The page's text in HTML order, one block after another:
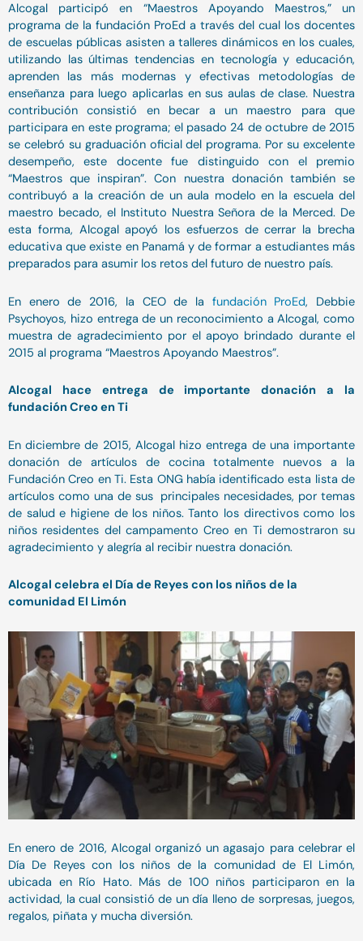
Alcogal participó en “Maestros Apoyando Maestros,” un
programa de la fundación ProEd a través del cual los docentes
de escuelas públicas asisten a talleres dinámicos en los cuales,
utilizando las últimas tendencias en tecnología y educación,
aprenden las más modernas y efectivas metodologías de
enseñanza para luego aplicarlas en sus aulas de clase. Nuestra
contribución consistió en becar a un maestro para que
participara en este programa; el pasado 24 de octubre de 2015
se celebró su graduación oficial del programa. Por su excelente
desempeño, este docente fue distinguido con el premio
“Maestros que inspiran”. Con nuestra donación también se
contribuyó a la creación de un aula modelo en la escuela del
maestro becado, el Instituto Nuestra Señora de la Merced. De
esta forma, Alcogal apoyó los esfuerzos de cerrar la brecha
educativa que existe en Panamá y de formar a estudiantes más
preparados para asumir los retos del futuro de nuestro país.
En enero de 2016, la CEO de la fundación ProEd, Debbie
Psychoyos, hizo entrega de un reconocimiento a Alcogal, como
muestra de agradecimiento por el apoyo brindado durante el
2015 al programa “Maestros Apoyando Maestros”.
Alcogal hace entrega de importante donación a la
fundación Creo en Ti
En diciembre de 2015, Alcogal hizo entrega de una importante
donación de artículos de cocina totalmente nuevos a la
Fundación Creo en Ti. Esta ONG había identificado esta lista de
artículos como una de sus principales necesidades, por temas
de salud e higiene de los niños. Tanto los directivos como los
niños residentes del campamento Creo en Ti demostraron su
agradecimiento y alegría al recibir nuestra donación.
Alcogal celebra el Día de Reyes con los niños de la
comunidad El Limón
En enero de 2016, Alcogal organizó un agasajo para celebrar el
Día De Reyes con los niños de la comunidad de El Limón,
ubicada en Río Hato. Más de 100 niños participaron en la
actividad, la cual consistió de un día lleno de sorpresas, juegos,
regalos, piñata y mucha diversión.